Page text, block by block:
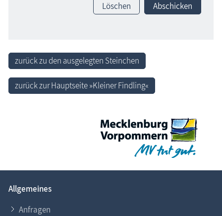
Löschen
Abschicken
zurück zu den ausgelegten Steinchen
zurück zur Hauptseite »Kleiner Findling«
Allgemeines
Anfragen